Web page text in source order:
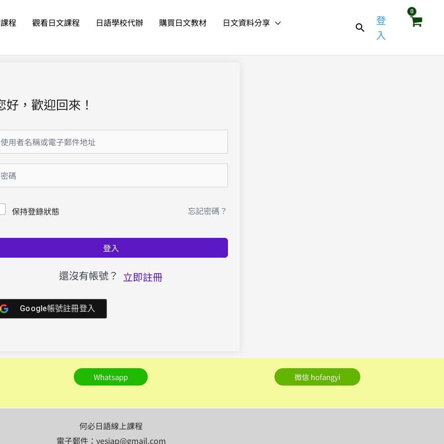
程 觀看日文課程 日語學校代辦 購買日文教材
日文資料分享
登
入
好，歡迎回來！
保持登錄狀態 忘記密碼？
登入
還沒有帳號？ 立即註冊
Google帳號註冊登入
Whatsapp 微信 hofangyi
何必日語線上課程
電子郵件：yesjap@gmail.com